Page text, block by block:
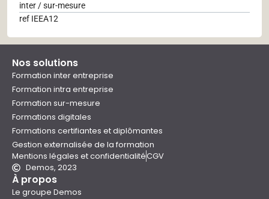
inter / sur-mesure
ref IEEA12
Nos solutions
Formation inter entreprise
Formation intra entreprise
Formation sur-mesure
Formations digitales
Formations certifiantes et diplômantes
Gestion externalisée de la formation
Mentions légales et confidentialitéCGV
Demos, 2023
À propos
Le groupe Demos